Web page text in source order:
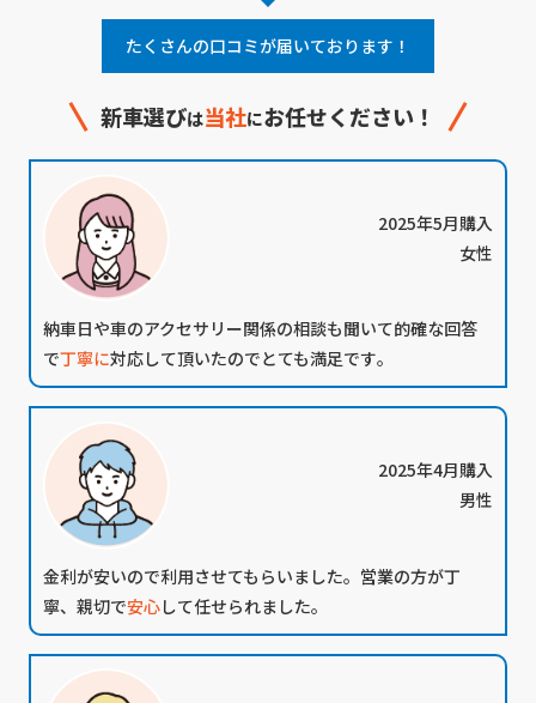
たくさんの口コミが届いております！
新車選びは当社にお任せください！
2025年5月購入
女性
納車日や車のアクセサリー関係の相談も聞いて的確な回答
で丁寧に対応して頂いたのでとても満足です｡
2025年4月購入
男性
金利が安いので利用させてもらいました。営業の方が丁
寧、親切で安心して任せられました。